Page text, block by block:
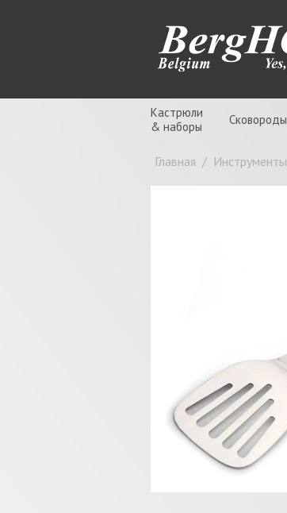
Кастрюли
& наборы
Сковороды
Главная / Инструменты